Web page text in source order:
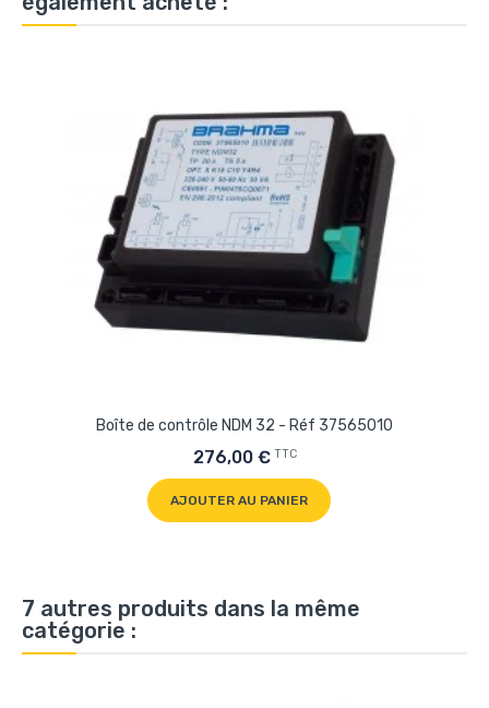
Boîte de contrôle NDM 32 - Réf 37565010
276,00 € TTC
AJOUTER AU PANIER
7 autres produits dans la même
catégorie :